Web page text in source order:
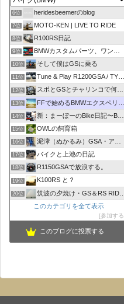
6位 heridesbeemerのblog
7位 MOTO-KEN | LIVE TO RIDE
8位 R100RS日記
9位 BMWカスタムパーツ、ワンオフマフラーのR-sty
10位 そして僕はGSに乗る
11位 Tune & Play R1200GSA / TYPE R
12位 スポとGSとチャリンコで何処いこう！
13位 FFで始めるBMWエクスペリエンス
14位 新：まーぼーのBike日記〜BMW R1100RT〜
15位 OWLの飼育箱
16位 泥濘（ぬかるみ）GSA・アルコーバ日記
17位 バイクと上池の日記
18位 R1150GSAで放浪する。
19位 K100RS と？
20位
筑波の夕焼け・GS＆RS RIDER
このカテゴリを全て表示
参加する
このブログに投票する